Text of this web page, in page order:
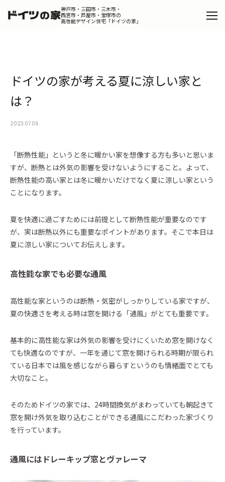
神戸市・三田市・三木市・
西宮市・芦屋市・宝塚市の
高性能デザイン住宅「ドイツの家」
Design
デザインコンセプト
ドイツの家
Portfolio
ポートフォリオ
Dialog
スタッフが語るドイツの家の魅力
Column
コラム
Event
イベント・お知らせ
エセ―
建築家紹介
ZEH Builder
Support
Company
カタログを請求する
イベントに参加
ドイツの家が考える夏に涼しい家と
は？
2023.07.06
「断熱性能」というと冬に暖かい家を想像する方も多いと思いま
すが、断熱とは外気の影響を受けないようにすること。よって、
断熱性能の高い家とは冬に暖かいだけでなく夏に涼しい家という
ことになります。
夏を快適に過ごすためには前提として断熱性能が重要なのです
が、実は断熱以外にも重要なポイントがあります。そこで本日は
夏に涼しい家についてお伝えします。
高性能な家でも必要な通風
高性能な家というのは断熱・気密がしっかりしている家ですが、
夏の快適さを考える時は窓を開ける「通風」がとても重要です。
基本的に高性能な家は外気の影響を受けにくいため窓を開けなく
ても快適なのですが、一年を通じて窓を開けられる時期が限られ
ている日本では風を感じながら暮らすというのも情緒面でとても
大切なこと。
そのためドイツの家では、24時間換気がまわっていても朝起きて
窓を開け外気を取り込むことができる通風にこだわった家づくり
を行っています。
通風にはドレーキップ窓とヴァレーマ